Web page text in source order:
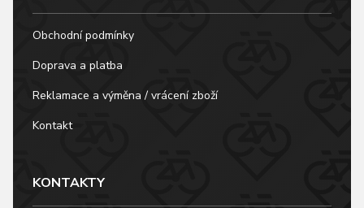
Obchodní podmínky
Doprava a platba
Reklamace a výměna / vrácení zboží
Kontakt
KONTAKTY